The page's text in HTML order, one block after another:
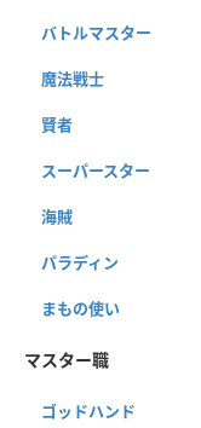
バトルマスター
魔法戦士
賢者
スーパースター
海賊
パラディン
まもの使い
マスター職
ゴッドハンド